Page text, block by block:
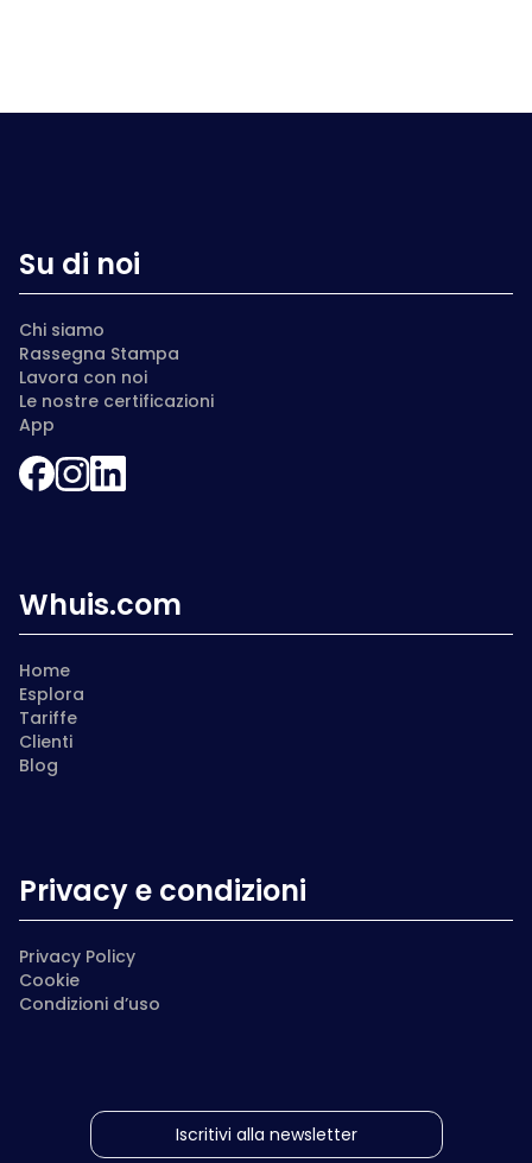
Su di noi
Chi siamo
Rassegna Stampa
Lavora con noi
Le nostre certificazioni
App
Whuis.com
Home
Esplora
Tariffe
Clienti
Blog
Privacy e condizioni
Privacy Policy
Cookie
Condizioni d’uso